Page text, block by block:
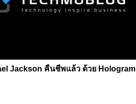
Jackson คืนชีพแล้ว ด้วย Hologram